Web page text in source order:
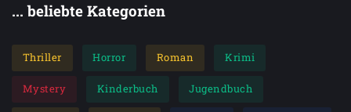
... beliebte Kategorien
Thriller Horror Roman Krimi
Mystery Kinderbuch Jugendbuch